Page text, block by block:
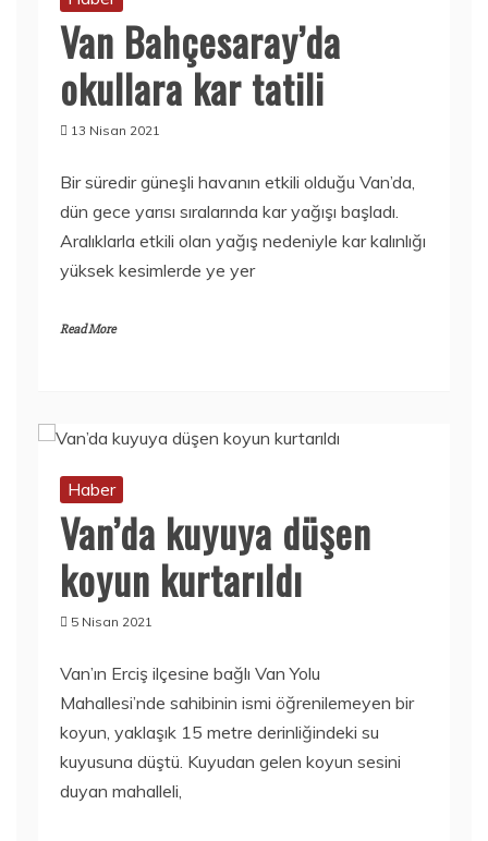
Van Bahçesaray’da
okullara kar tatili
13 Nisan 2021
Bir süredir güneşli havanın etkili olduğu Van’da,
dün gece yarısı sıralarında kar yağışı başladı.
Aralıklarla etkili olan yağış nedeniyle kar kalınlığı
yüksek kesimlerde ye yer
Read More
Haber
Van’da kuyuya düşen
koyun kurtarıldı
5 Nisan 2021
Van’ın Erciş ilçesine bağlı Van Yolu
Mahallesi’nde sahibinin ismi öğrenilemeyen bir
koyun, yaklaşık 15 metre derinliğindeki su
kuyusuna düştü. Kuyudan gelen koyun sesini
duyan mahalleli,